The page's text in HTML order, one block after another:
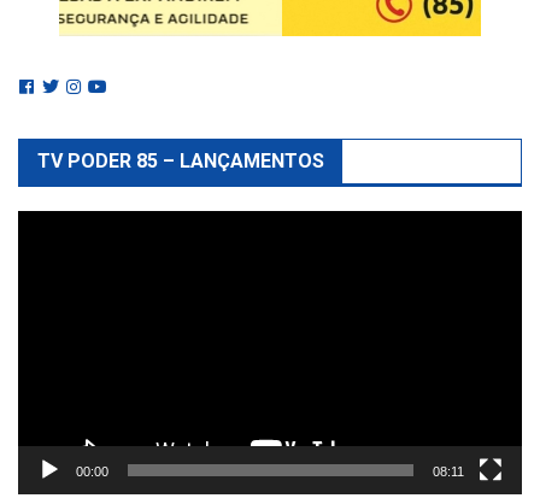
TV PODER 85 – LANÇAMENTOS
00:00 08:11